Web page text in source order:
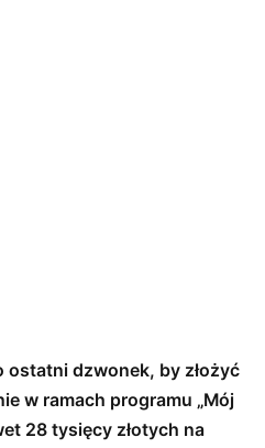
ostatni dzwonek, by złożyć
w ramach programu „Mój
28 tysięcy złotych na